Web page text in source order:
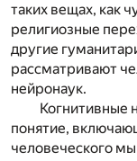
таких вещах, как
религиозные
другие
рассматривают
нейронаук.
Когнитивные
понятие,
человеческого